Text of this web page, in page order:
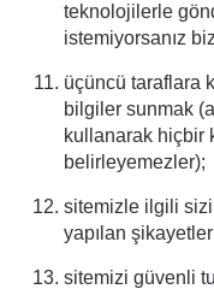
teknolojilerle
istemiyorsanız
üçüncü taraflara
bilgiler sunmak
kullanarak hiçbir
belirleyemezler);
sitemizle ilgili
yapılan
sitemizi güvenli